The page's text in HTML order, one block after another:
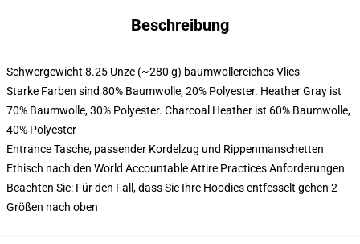
Beschreibung
Schwergewicht 8.25 Unze (~280 g) baumwollereiches Vlies
Starke Farben sind 80% Baumwolle, 20% Polyester. Heather Gray ist
70% Baumwolle, 30% Polyester. Charcoal Heather ist 60% Baumwolle,
40% Polyester
Entrance Tasche, passender Kordelzug und Rippenmanschetten
Ethisch nach den World Accountable Attire Practices Anforderungen
Beachten Sie: Für den Fall, dass Sie Ihre Hoodies entfesselt gehen 2
Größen nach oben